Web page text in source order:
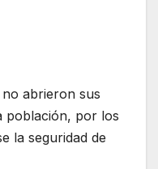
abrieron sus
población, por los
la seguridad de